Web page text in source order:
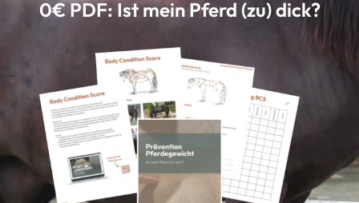
0€ PDF: Ist mein Pferd (zu) dick?